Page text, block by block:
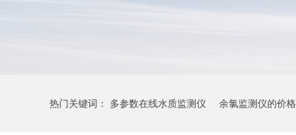
热门关键词： 多参数在线水质监测仪 余氯监测仪的价格